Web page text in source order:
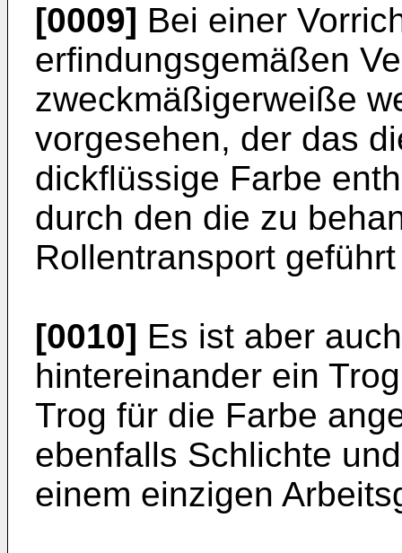
[0009] Bei einer
erfindungsgemäßen
zweckmäßigerweiße
vorgesehen, der das
dickflüssige Farbe
durch den die zu
Rollentransport
[0010] Es ist aber
hintereinander ein
Trog für die Farbe
ebenfalls Schlichte
einem einzigen